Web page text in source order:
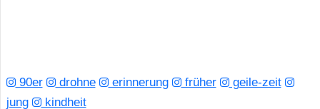
90er drohne erinnerung früher
geile-zeit
jung
kindheit